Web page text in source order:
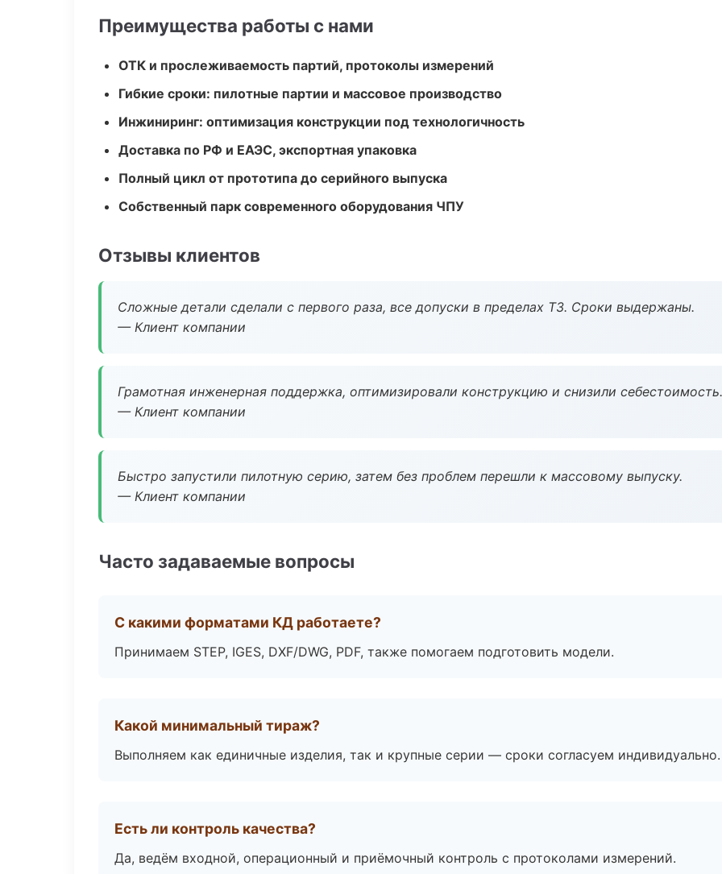
Преимущества работы с нами
ОТК и прослеживаемость партий, протоколы измерений
Гибкие сроки: пилотные партии и массовое производство
Инжиниринг: оптимизация конструкции под технологичность
Доставка по РФ и ЕАЭС, экспортная упаковка
Полный цикл от прототипа до серийного выпуска
Собственный парк современного оборудования ЧПУ
Отзывы клиентов
Сложные детали сделали с первого раза, все допуски в пределах ТЗ. Сроки выдержаны.
— Клиент компании
Грамотная инженерная поддержка, оптимизировали конструкцию и снизили себестоимость.
— Клиент компании
Быстро запустили пилотную серию, затем без проблем перешли к массовому выпуску.
— Клиент компании
Часто задаваемые вопросы
С какими форматами КД работаете?
Принимаем STEP, IGES, DXF/DWG, PDF, также помогаем подготовить модели.
Какой минимальный тираж?
Выполняем как единичные изделия, так и крупные серии — сроки согласуем индивидуально.
Есть ли контроль качества?
Да, ведём входной, операционный и приёмочный контроль с протоколами измерений.